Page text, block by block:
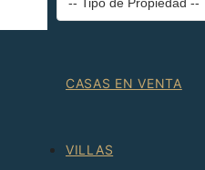
CASAS EN VENTA
VILLAS